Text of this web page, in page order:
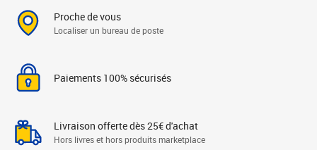
Proche de vous
Localiser un bureau de poste
Paiements 100% sécurisés
Livraison offerte dès 25€ d'achat
Hors livres et hors produits marketplace